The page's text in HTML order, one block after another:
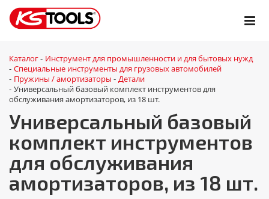
Каталог - Инструмент для промышленности и для бытовых нужд
- Специальные инструменты для грузовых автомобилей
- Пружины / амортизаторы - Детали
- Универсальный базовый комплект инструментов для
обслуживания амортизаторов, из 18 шт.
Универсальный базовый
комплект инструментов
для обслуживания
амортизаторов, из 18 шт.